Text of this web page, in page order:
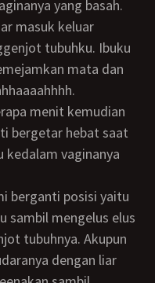
yang basah.
tubuhku. Ibuku
mata dan
menit kemudian
bergetar hebat saat
kedalam vaginanya
sambil mengelus elus
tubuhnya. Akupun
dengan liar